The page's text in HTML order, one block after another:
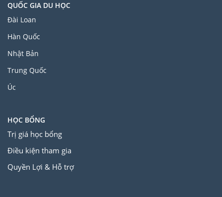
QUỐC GIA DU HỌC
Đài Loan
Hàn Quốc
Nhật Bản
Trung Quốc
Úc
HỌC BỔNG
Trị giá học bổng
Điều kiện tham gia
Quyền Lợi & Hỗ trợ